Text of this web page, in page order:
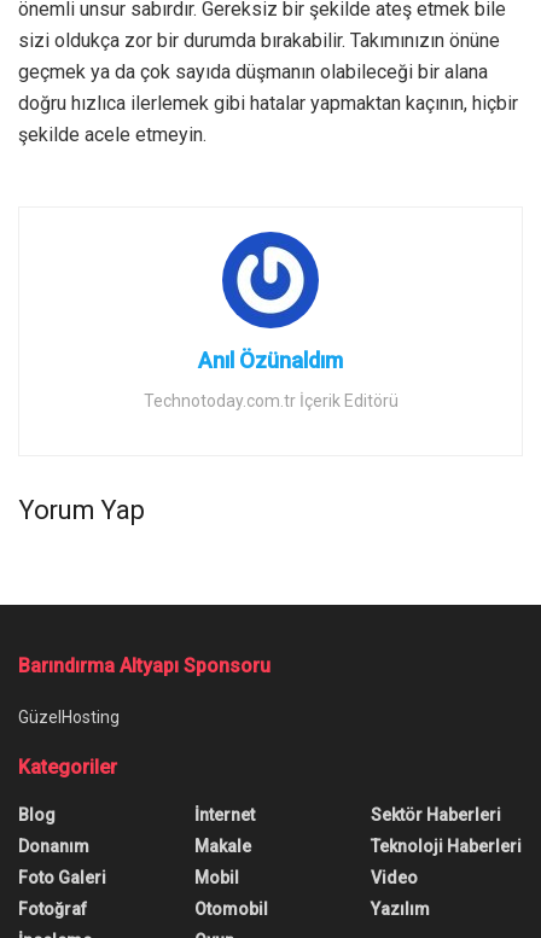
önemli unsur sabırdır. Gereksiz bir şekilde ateş etmek bile
sizi oldukça zor bir durumda bırakabilir. Takımınızın önüne
geçmek ya da çok sayıda düşmanın olabileceği bir alana
doğru hızlıca ilerlemek gibi hatalar yapmaktan kaçının, hiçbir
şekilde acele etmeyin.
Anıl Özünaldım
Technotoday.com.tr İçerik Editörü
Yorum Yap
Barındırma Altyapı Sponsoru
GüzelHosting
Kategoriler
Blog
Donanım
Foto Galeri
Fotoğraf
İnternet
Makale
Mobil
Otomobil
Sektör Haberleri
Teknoloji Haberleri
Video
Yazılım